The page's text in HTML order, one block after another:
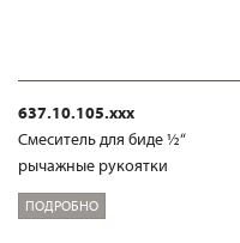
637.10.105.xxx
Смеситель для биде ½“
рычажные рукоятки
ПОДРОБНО